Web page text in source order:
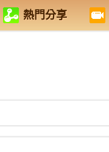
熱門分享